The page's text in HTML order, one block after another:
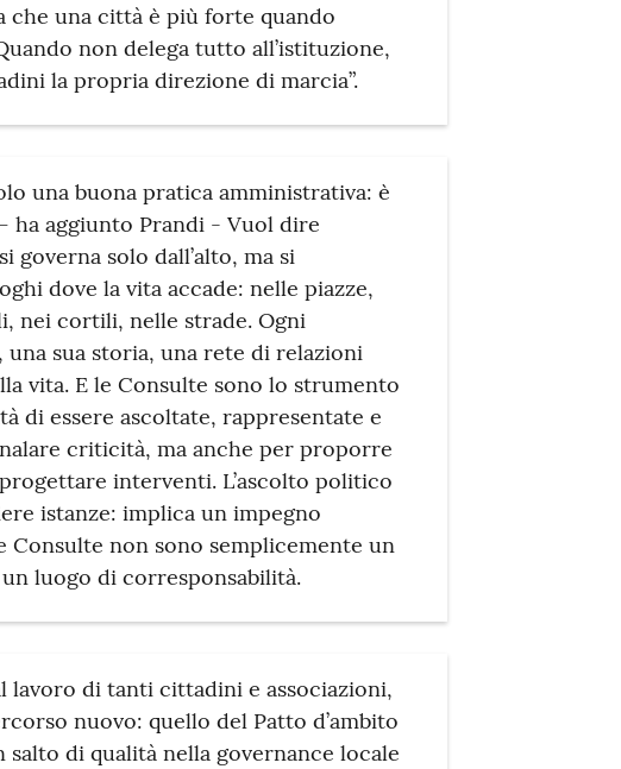
che una città è più forte quando
non delega tutto all’istituzione,
la propria direzione di marcia”.
una buona pratica amministrativa: è
ha aggiunto Prandi - Vuol dire
solo dall’alto, ma si
dove la vita accade: nelle piazze,
nei cortili, nelle strade. Ogni
sua storia, una rete di relazioni
vita. E le Consulte sono lo strumento
di essere ascoltate, rappresentate e
criticità, ma anche per proporre
interventi. L’ascolto politico
istanze: implica un impegno
Consulte non sono semplicemente un
luogo di corresponsabilità.
lavoro di tanti cittadini e associazioni,
nuovo: quello del Patto d’ambito
di qualità nella governance locale